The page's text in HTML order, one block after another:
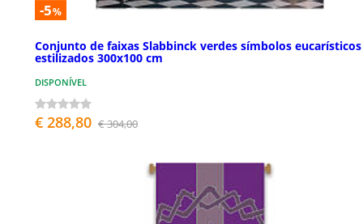
-5%
Conjunto de faixas Slabbinck verdes símbolos eucarísticos
estilizados 300x100 cm
DISPONÍVEL
€ 288,80 € 304,00